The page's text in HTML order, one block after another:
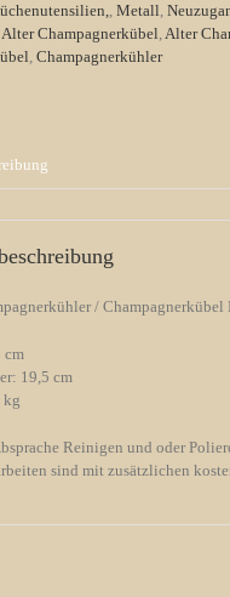
, Metall,
Alter Champagnerkübel,Alter
, Champagnerkühler
/ Champagnerkübel
cm
19,5 cm
kg
Reinigen und oder
sind mit zusätzlichen